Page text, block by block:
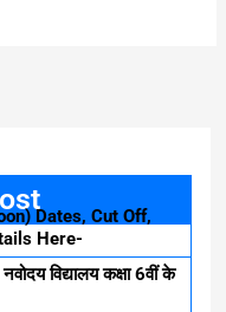
Dates, Cut Off,
Here-
विद्यालय कक्षा 6वीं के